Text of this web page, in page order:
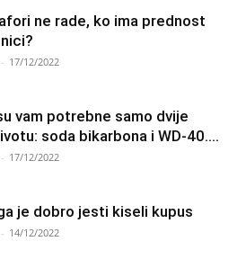
ne rade, ko ima prednost
- 17/12/2022
vam potrebne samo dvije
soda bikarbona i WD-40....
- 17/12/2022
je dobro jesti kiseli kupus
- 14/12/2022